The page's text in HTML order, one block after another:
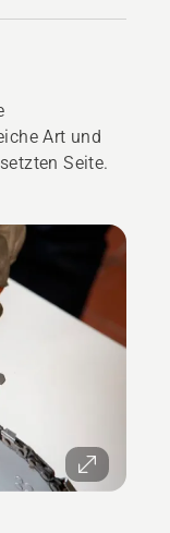
Art und
Seite.